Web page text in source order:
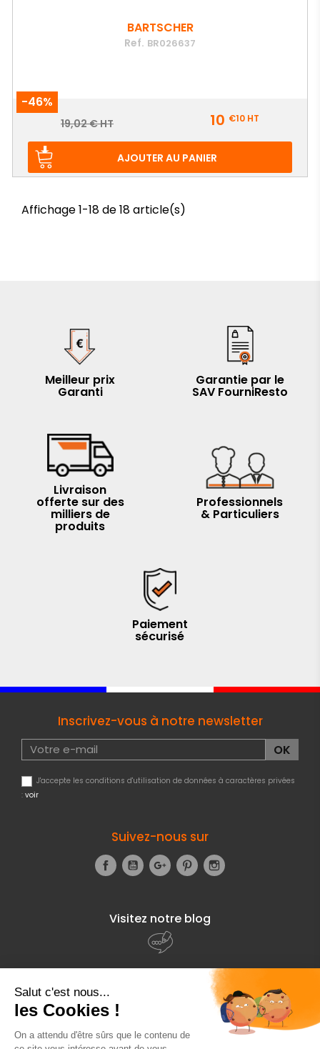
BARTSCHER
Ref. BR026637
-46%
Prix
Prix
19,02 € HT 10 €10HT
AJOUTER AU PANIER
Affichage 1-18 de 18 article(s)
Meilleur prix
Garanti
Garantie par le
SAV FourniResto
Livraison
offerte sur des
milliers de
produits
Professionnels
& Particuliers
Paiement
sécurisé
Inscrivez-vous à notre newsletter
J'accepte les conditions d'utilisation de données à caractères privées
: voir
Suivez-nous sur
FacebookYouTubeGoogle+Pinterest
Visitez notre blog
À propos de
Fourniresto